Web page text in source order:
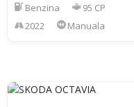
Benzina
95 CP
2022
Manuala